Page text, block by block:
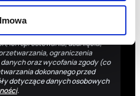
jest Fundacja Polskie
z siedzibą w Warszawie.
w celu wysyłki informacji
Masz prawo do: uzyskania
ich sprostowania, usunięcia,
ograniczenia
oraz wycofania zgody (co
dokonanego przed
dotyczące danych osobowych
.